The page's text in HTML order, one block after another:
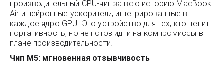
производительный CPU-чип за всю историю MacBook
Air и нейронные ускорители, интегрированные в
каждое ядро GPU. Это устройство для тех, кто ценит
портативность, но не готов идти на компромиссы в
плане производительности.
Чип M5: мгновенная отзывчивость